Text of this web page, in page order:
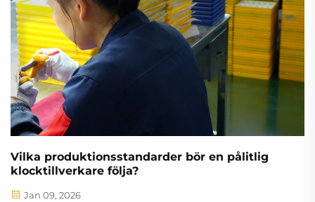
Vilka produktionsstandarder bör en pålitlig
klocktillverkare följa?
Jan 09, 2026